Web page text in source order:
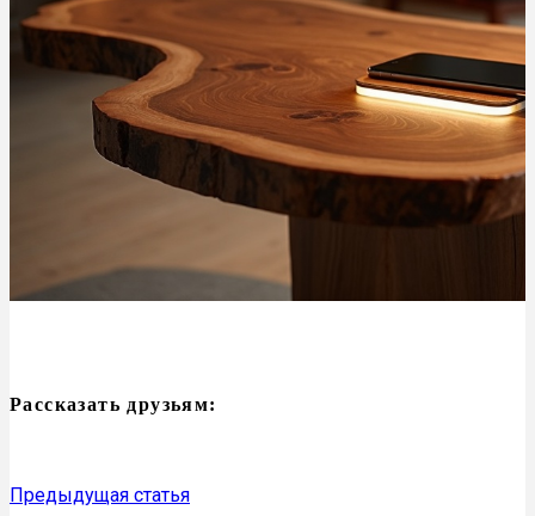
Рассказать друзьям:
Предыдущая статья